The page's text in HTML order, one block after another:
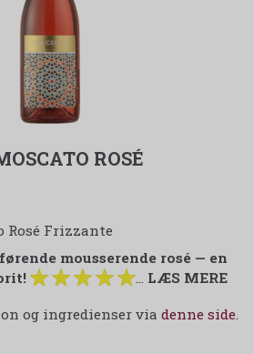
ROSÉ
Rosé Frizzante
mousserende rosé — en
LÆS MERE
og ingredienser via denne side.